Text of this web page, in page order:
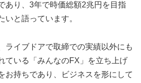
あり、3年で時価総額2兆円を目指
いと語っています。
ライブドアで取締での実績以外にも
ている「みんなのFX」を立ち上げ
お持ちであり、ビジネスを形にして